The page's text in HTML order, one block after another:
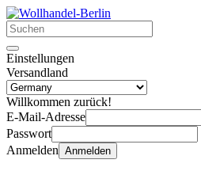
Einstellungen
Versandland
Willkommen zurück!
E-Mail-Adresse
Passwort
Anmelden Anmelden